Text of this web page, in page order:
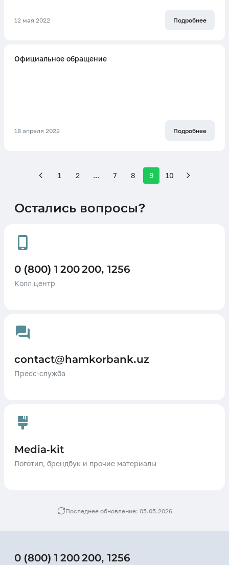
12 мая 2022 Подробнее
Официальное обращение
18 апреля 2022 Подробнее
1 2 ... 7 8 9 10
Остались вопросы?
0 (800) 1 200 200, 1256
Колл центр
contact@hamkorbank.uz
Пресс-служба
Media-kit
Логотип, брендбук и прочие материалы
Последнее обновление: 05.05.2026
0 (800) 1 200 200, 1256